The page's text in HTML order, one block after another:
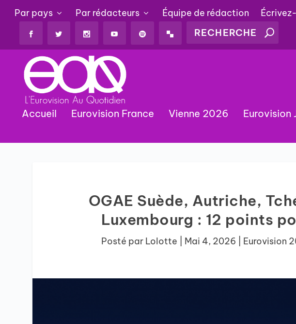
Par pays Par rédacteurs Équipe de rédaction
Accueil Eurovision France Vienne 2026 Eurovision
OGAE Suède, Autriche,
Luxembourg : 12 points
Posté par Lolotte Mai 4, 2026 Eurovision